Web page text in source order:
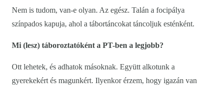
Nem is tudom, van-e olyan. Az egész. Talán a focipálya
színpados kapuja, ahol a tábortáncokat táncoljuk esténként.
Mi (lesz) táboroztatóként a PT-ben a legjobb?
Ott lehetek, és adhatok másoknak. Együtt alkotunk a
gyerekekért és magunkért. Ilyenkor érzem, hogy igazán van